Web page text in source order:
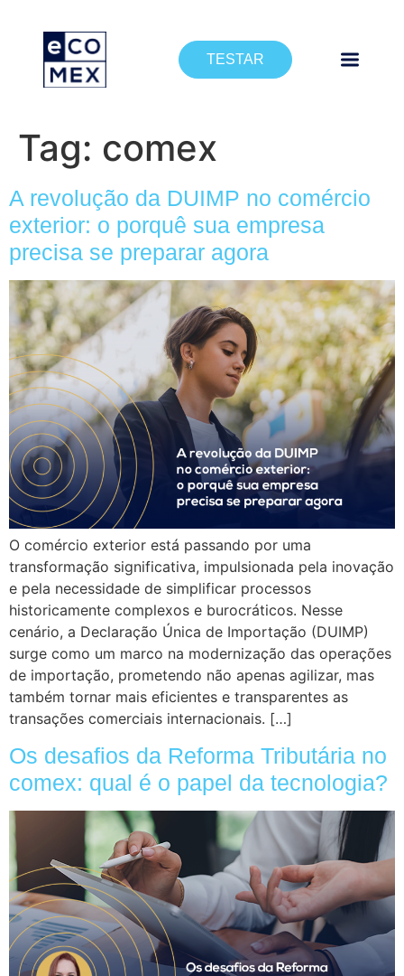
TESTAR
Tag: comex
A revolução da DUIMP no comércio
exterior: o porquê sua empresa
precisa se preparar agora
O comércio exterior está passando por uma
transformação significativa, impulsionada pela inovação
e pela necessidade de simplificar processos
historicamente complexos e burocráticos. Nesse
cenário, a Declaração Única de Importação (DUIMP)
surge como um marco na modernização das operações
de importação, prometendo não apenas agilizar, mas
também tornar mais eficientes e transparentes as
transações comerciais internacionais. […]
Os desafios da Reforma Tributária no
comex: qual é o papel da tecnologia?